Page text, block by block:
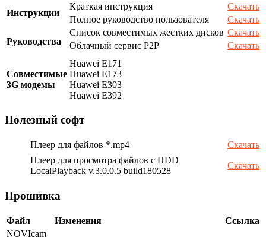
Инструкции
Краткая инструкция
Скачать
Полное руководство пользователя
Скачать
Руководства
Список совместимых жестких дисков Скачать
Облачный сервис P2P
Скачать
Совместимые
3G модемы
Huawei E171
Huawei E173
Huawei E303
Huawei E392
Полезный софт
Плеер для файлов *.mp4
Скачать
Плеер для просмотра файлов с HDD
LocalPlayback v.3.0.0.5 build180528
Скачать
Прошивка
Файл Изменения
Ссылка
NOVIcam